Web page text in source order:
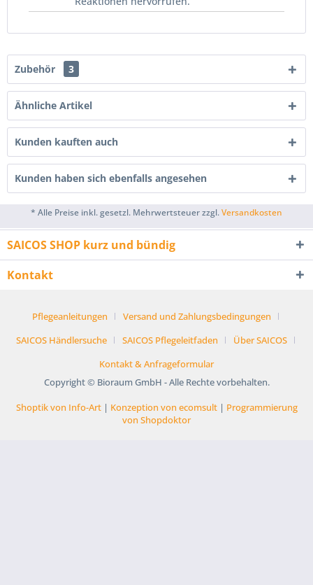
Zubehör 3
Ähnliche Artikel
Kunden kauften auch
Kunden haben sich ebenfalls angesehen
* Alle Preise inkl. gesetzl. Mehrwertsteuer zzgl.Versandkosten
SAICOS SHOP kurz und bündig
Kontakt
Pflegeanleitungen
Versand und Zahlungsbedingungen
SAICOS Händlersuche
SAICOS Pflegeleitfaden
Über SAICOS
Kontakt & Anfrageformular
Copyright © Bioraum GmbH - Alle Rechte vorbehalten.
Shoptik von Info-Art| Konzeption von ecomsult| Programmierung
von Shopdoktor